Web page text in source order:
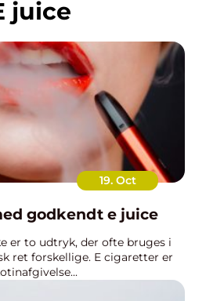
e juice
19. Oct
godkendt e juice
er to udtryk, der ofte bruges i
ret forskellige. E cigaretter er